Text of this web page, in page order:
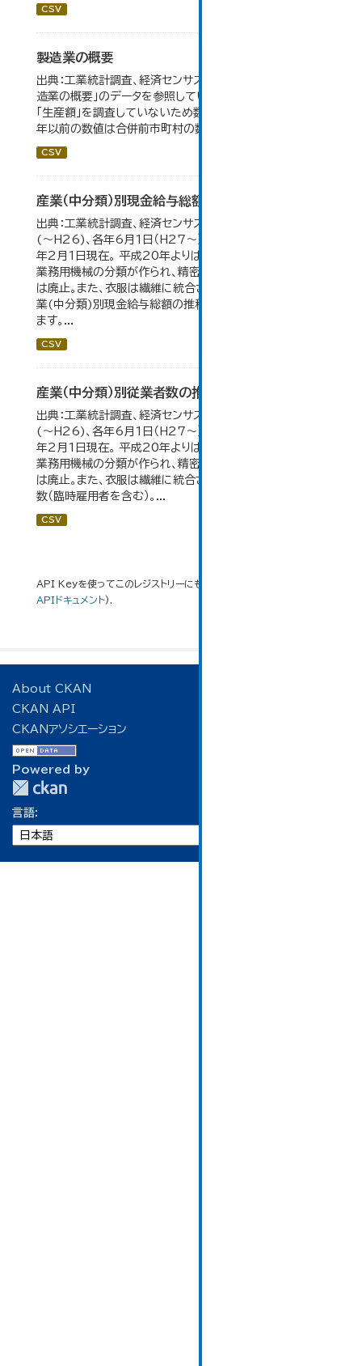
CSV
製造業の概要
出典：工業統計調査、経済センサス。 大仙市の統計「5-7 製
造業の概要」のデータを参照しています。 2007年以前は
「生産額」を調査していないため数値はありません。 2004
年以前の数値は合併前市町村の数値を合算したものです。
CSV
産業（中分類）別現金給与総額の推移
出典：工業統計調査、経済センサス。 各年12月31日現在
(～H26)、各年6月1日（H27～）・平成23年のみ平成24
年2月1日現在。 平成20年よりはん用機械、生産用機械、
業務用機械の分類が作られ、精密機械、一般用機械の分類
は廃止。また、衣服は繊維に統合された。 大仙市の統計「産
業(中分類)別現金給与総額の推移」のデータを参照してい
ます。...
CSV
産業（中分類）別従業者数の推移
出典：工業統計調査、経済センサス。 各年12月31日現在
(～H26)、各年6月1日（H27～）・平成23年のみ平成24
年2月1日現在。 平成20年よりはん用機械、生産用機械、
業務用機械の分類が作られ、精密機械、一般用機械の分類
は廃止。また、衣服は繊維に統合された。 数値は総従業者
数（臨時雇用者を含む）。...
CSV
API Keyを使ってこのレジストリーにもアクセス可能です
APIドキュメント).
About CKAN
CKAN API
CKANアソシエーション
Powered by
言語